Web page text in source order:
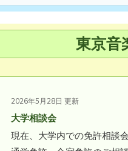
東京音
2026年5月28日 更新
大学相談会
現在、大学内での免許相談